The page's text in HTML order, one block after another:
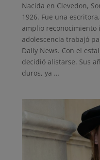
Nacida en Clevedon,
1926. Fue una
amplio reconocimiento
adolescencia trabajó
Daily News. Con el
decidió alistarse. Sus
duros, ya …